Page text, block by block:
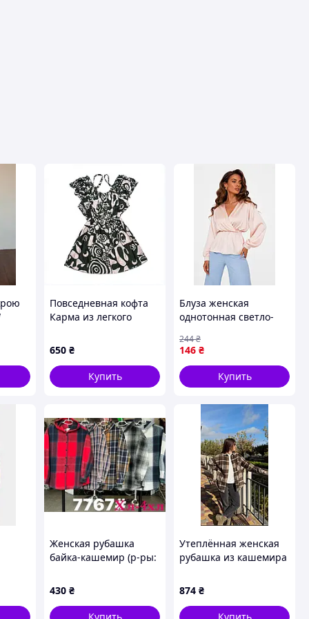
Повседневная кофта
Карма из легкого
650 ₴
Купить
Блуза женская
однотонная светло-
217268S
146 ₴
244₴
Купить
Женская рубашка
байка-кашемир (р-ры:
осень. пр-во Китай.
430 ₴
Утеплённая женская
рубашка из кашемира
874 ₴